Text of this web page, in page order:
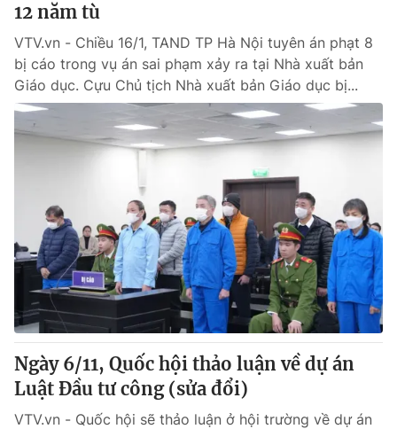
12 năm tù
VTV.vn - Chiều 16/1, TAND TP Hà Nội tuyên án phạt 8
bị cáo trong vụ án sai phạm xảy ra tại Nhà xuất bản
Giáo dục. Cựu Chủ tịch Nhà xuất bản Giáo dục bị...
Ngày 6/11, Quốc hội thảo luận về dự án
Luật Đầu tư công (sửa đổi)
VTV.vn - Quốc hội sẽ thảo luận ở hội trường về dự án